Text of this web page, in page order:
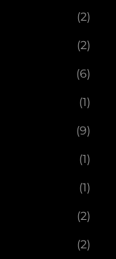
(2)
(2)
(6)
(1)
(9)
(1)
(1)
(2)
(2)